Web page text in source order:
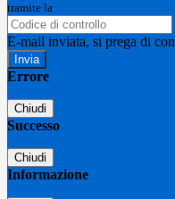
tramite la
E-mail inviata, si prega di
Errore
Chiudi
Successo
Chiudi
Informazione